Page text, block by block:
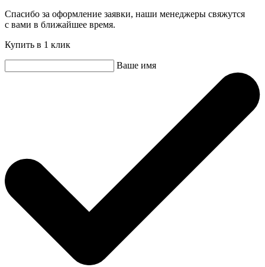
Спасибо за оформление заявки, наши менеджеры свяжутся
с вами в ближайшее время.
Купить в 1 клик
Ваше имя